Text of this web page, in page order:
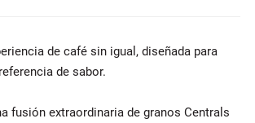
de café sin igual, diseñada para
de sabor.
fusión extraordinaria de granos Centrals